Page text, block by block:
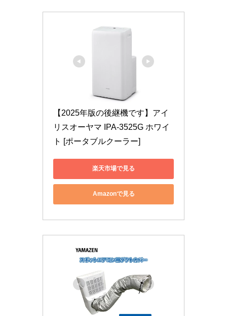
【2025年版の後継機です】アイ
リスオーヤマ IPA-3525G ホワイ
ト [ポータブルクーラー]
楽天市場で見る
Amazonで見る